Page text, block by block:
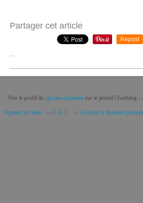
Partager cet article
Repost
Voir le profil de Igwana créationssur le portail Overblog
Signaler un abus C.G.U. Cookies et données